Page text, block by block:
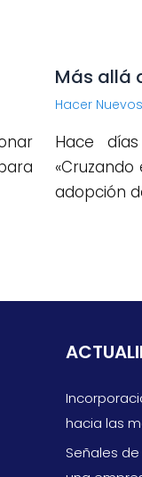
Más allá
Hacer
Hace
adopción
hacia las
Señales